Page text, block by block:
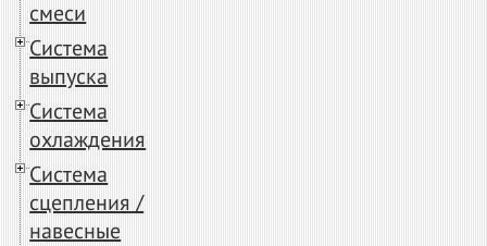
смеси
Система
выпуска
Система
охлаждения
Система
сцепления /
навесные